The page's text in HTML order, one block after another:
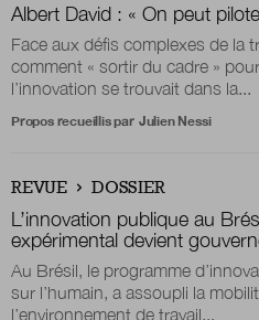
Albert David : « On peut
Face aux défis complexes de la
comment « sortir du cadre »
l’innovation se trouvait dans la...
Propos recueillis par Julien Nessi
REVUE DOSSIER
L’innovation publique au
expérimental devient
Au Brésil, le programme
sur l’humain, a assoupli la
l’environnement de travail...